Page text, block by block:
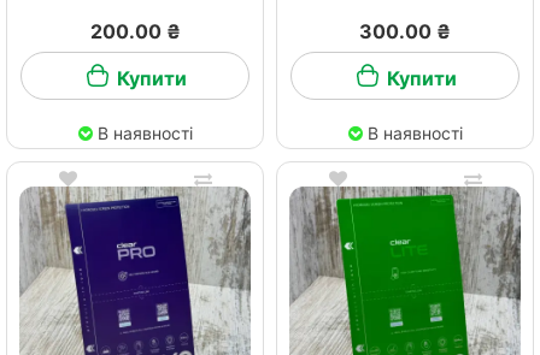
200.00 ₴
Купити
В наявності
300.00 ₴
Купити
В наявності